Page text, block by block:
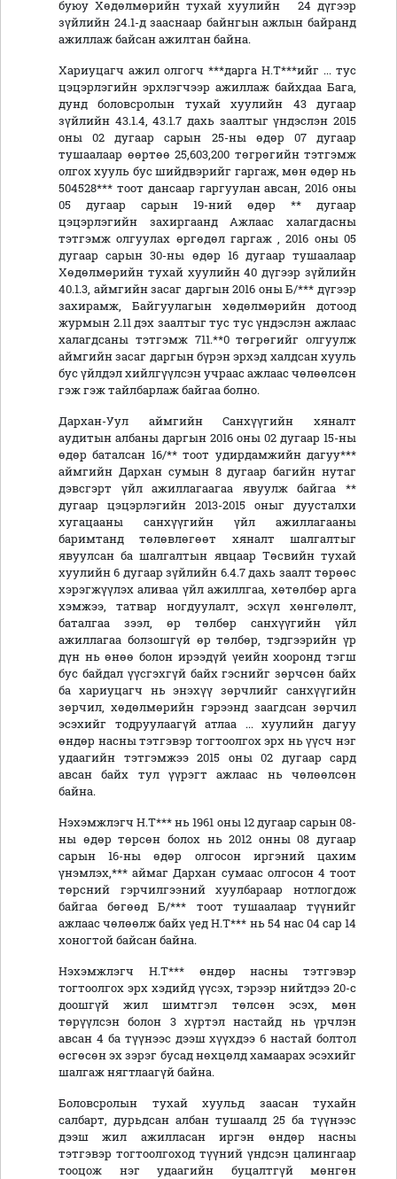
буюу Хөдөлмөрийн тухай хуулийн 24 дүгээр
зүйлийн 24.1-д зааснаар байнгын ажлын байранд
ажиллаж байсан ажилтан байна.
Хариуцагч ажил олгогч ***дарга Н.Т***ийг ... тус
цэцэрлэгийн эрхлэгчээр ажиллаж байхдаа Бага,
дунд боловсролын тухай хуулийн 43 дугаар
зүйлийн 43.1.4, 43.1.7 дахь заалтыг үндэслэн 2015
оны 02 дугаар сарын 25-ны өдөр 07 дугаар
тушаалаар өөртөө 25,603,200 төгрөгийн тэтгэмж
олгох хууль бус шийдвэрийг гаргаж, мөн өдөр нь
504528*** тоот дансаар гаргуулан авсан, 2016 оны
05 дугаар сарын 19-ний өдөр ** дугаар
цэцэрлэгийн захиргаанд Ажлаас халагдасны
тэтгэмж олгуулах өргөдөл гаргаж , 2016 оны 05
дугаар сарын 30-ны өдөр 16 дугаар тушаалаар
Хөдөлмөрийн тухай хуулийн 40 дүгээр зүйлийн
40.1.3, аймгийн засаг даргын 2016 оны Б/*** дүгээр
захирамж, Байгуулагын хөдөлмөрийн дотоод
журмын 2.11 дэх заалтыг тус тус үндэслэн ажлаас
халагдсаны тэтгэмж 711.**0 төгрөгийг олгуулж
аймгийн засаг даргын бүрэн эрхэд халдсан хууль
бус үйлдэл хийлгүүлсэн учраас ажлаас чөлөөлсөн
гэж гэж тайлбарлаж байгаа болно.
Дархан-Уул аймгийн Санхүүгийн хяналт
аудитын албаны даргын 2016 оны 02 дугаар 15-ны
өдөр баталсан 16/** тоот удирдамжийн дагуу***
аймгийн Дархан сумын 8 дугаар багийн нутаг
дэвсгэрт үйл ажиллагаагаа явуулж байгаа **
дугаар цэцэрлэгийн 2013-2015 оныг дуусталхи
хугацааны санхүүгийн үйл ажиллагааны
баримтанд төлөвлөгөөт хяналт шалгалтыг
явуулсан ба шалгалтын явцаар Төсвийн тухай
хуулийн 6 дугаар зүйлийн 6.4.7 дахь заалт төрөөс
хэрэгжүүлэх аливаа үйл ажиллгаа, хөтөлбөр арга
хэмжээ, татвар ногдуулалт, эсхүл хөнгөлөлт,
баталгаа зээл, өр төлбөр санхүүгийн үйл
ажиллагаа болзошгүй өр төлбөр, тэдгээрийн үр
дүн нь өнөө болон ирээдүй үеийн хооронд тэгш
бус байдал үүсгэхгүй байх гэснийг зөрчсөн байх
ба хариуцагч нь энэхүү зөрчлийг санхүүгийн
зөрчил, хөдөлмөрийн гэрээнд заагдсан зөрчил
эсэхийг тодруулаагүй атлаа ... хуулийн дагуу
өндөр насны тэтгэвэр тогтоолгох эрх нь үүсч нэг
удаагийн тэтгэмжээ 2015 оны 02 дугаар сард
авсан байх тул үүрэгт ажлаас нь чөлөөлсөн
байна.
Нэхэмжлэгч Н.Т*** нь 1961 оны 12 дугаар сарын 08-
ны өдөр төрсөн болох нь 2012 онны 08 дугаар
сарын 16-ны өдөр олгосон иргэний цахим
үнэмлэх,*** аймаг Дархан сумаас олгосон 4 тоот
төрсний гэрчилгээний хуулбараар нотлогдож
байгаа бөгөөд Б/*** тоот тушаалаар түүнийг
ажлаас чөлөөлж байх үед Н.Т*** нь 54 нас 04 сар 14
хоногтой байсан байна.
Нэхэмжлэгч Н.Т*** өндөр насны тэтгэвэр
тогтоолгох эрх хэдийд үүсэх, тэрээр нийтдээ 20-с
доошгүй жил шимтгэл төлсөн эсэх, мөн
төрүүлсэн болон 3 хүртэл настайд нь үрчлэн
авсан 4 ба түүнээс дээш хүүхдээ 6 настай болтол
өсгөсөн эх зэрэг бусад нөхцөлд хамаарах эсэхийг
шалгаж нягтлаагүй байна.
Боловсролын тухай хуульд заасан тухайн
салбарт, дурьдсан албан тушаалд 25 ба түүнээс
дээш жил ажилласан иргэн өндөр насны
тэтгэвэр тогтоолгоход түүний үндсэн цалингаар
тооцож нэг удаагийн буцалтгүй мөнгөн